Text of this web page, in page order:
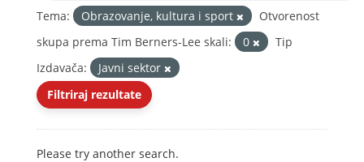
Tema:
Obrazovanje, kultura i sport
Otvorenost
skupa prema Tim Berners-Lee skali:
0
Tip
Izdavača:
Javni sektor
Filtriraj rezultate
Please try another search.